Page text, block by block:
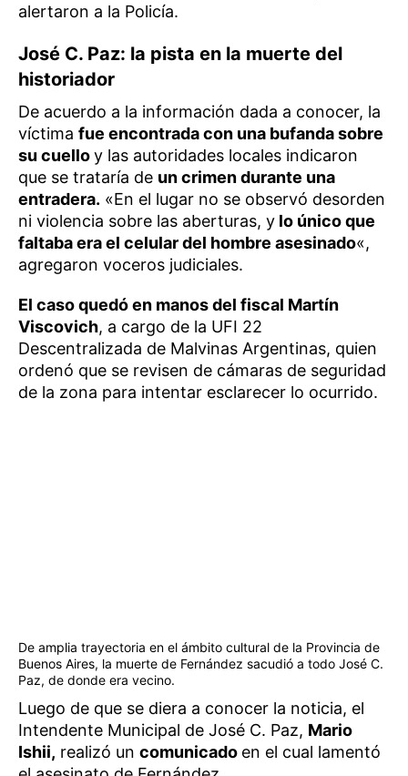
alertaron a la Policía.
José C. Paz: la pista en la muerte del
historiador
De acuerdo a la información dada a conocer, la
víctima fue encontrada con una bufanda sobre
su cuelloy las autoridades locales indicaron
que se trataría de un crimen durante una
entradera. «En el lugar no se observó desorden
ni violencia sobre las aberturas, y lo único que
faltaba era el celular del hombre asesinado«,
agregaron voceros judiciales.
El caso quedó en manos del fiscal Martín
Viscovich, a cargo de la UFI 22
Descentralizada de Malvinas Argentinas, quien
ordenó que se revisen de cámaras de seguridad
de la zona para intentar esclarecer lo ocurrido.
De amplia trayectoria en el ámbito cultural de la Provincia de
Buenos Aires, la muerte de Fernández sacudió a todo José C.
Paz, de donde era vecino.
Luego de que se diera a conocer la noticia, el
Intendente Municipal de José C. Paz, Mario
Ishii, realizó un comunicado en el cual lamentó